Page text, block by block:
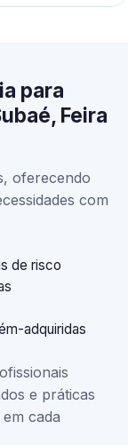
para
Feira
oferecendo
com
de risco
adquiridas
e práticas
cada